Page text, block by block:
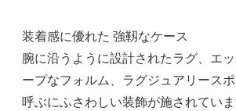
装着感に優れた 強靱なケース
腕に沿うように設計されたラグ、エ
ープなフォルム、ラグジュアリース
呼ぶにふさわしい装飾が施されていま